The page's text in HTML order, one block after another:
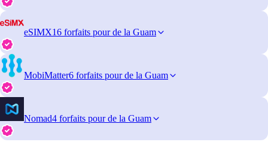
eSIMX16 forfaits pour de la Guam
MobiMatter6 forfaits pour de la Guam
Nomad4 forfaits pour de la Guam